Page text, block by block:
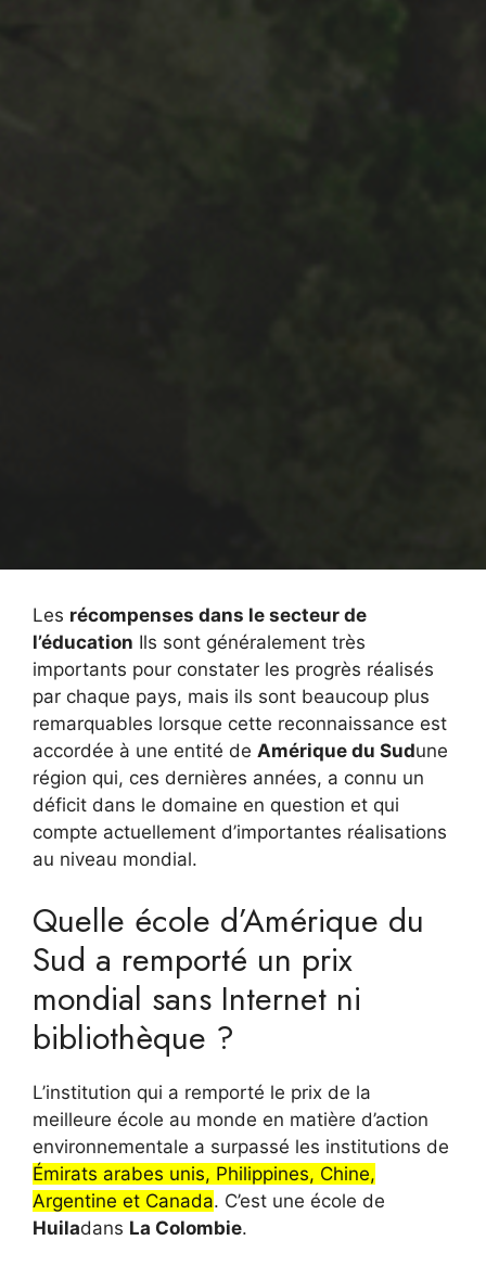
Les récompenses dans le secteur de
l’éducation Ils sont généralement très
importants pour constater les progrès réalisés
par chaque pays, mais ils sont beaucoup plus
remarquables lorsque cette reconnaissance est
accordée à une entité de Amérique du Sudune
région qui, ces dernières années, a connu un
déficit dans le domaine en question et qui
compte actuellement d’importantes réalisations
au niveau mondial.
Quelle école d’Amérique du
Sud a remporté un prix
mondial sans Internet ni
bibliothèque ?
L’institution qui a remporté le prix de la
meilleure école au monde en matière d’action
environnementale a surpassé les institutions de
Émirats arabes unis, Philippines, Chine,
Argentine et Canada. C’est une école de
Huiladans La Colombie.